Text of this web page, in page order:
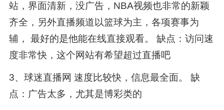
站，界面清新，没广告，NBA视频也非常的新颖
齐全，另外直播频道以篮球为主，各项赛事为
辅， 最好的是他能在线直接观看。 缺点：访问速
度非常快，这个网站有希望超过直播吧
3、球迷直播网 速度比较快，信息最全面。 缺
点：广告太多，尤其是博彩类的